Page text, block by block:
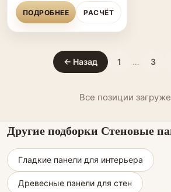
ПОДРОБНЕЕ РАСЧЁТ
← Назад 1 … 3
Все позиции
Другие подборки Стеновые
Гладкие панели для интерьера
Древесные панели для стен